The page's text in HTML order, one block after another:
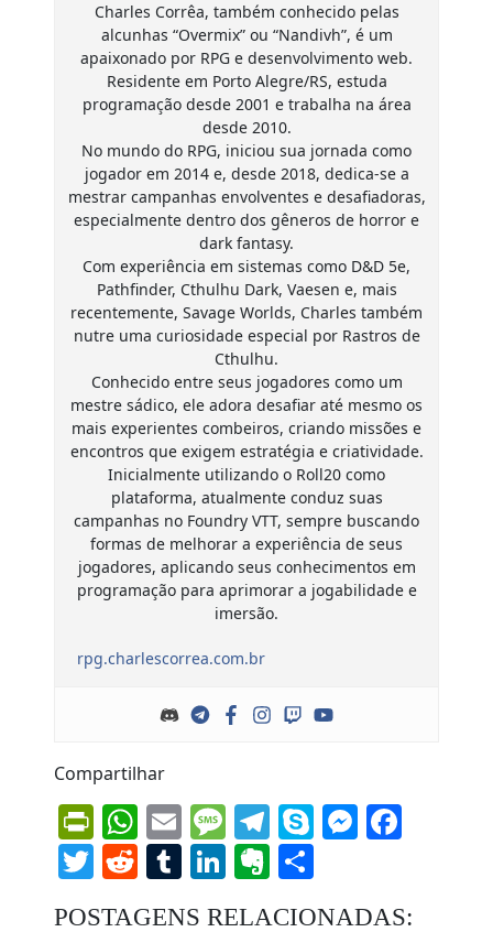
Charles Corrêa, também conhecido pelas
alcunhas “Overmix” ou “Nandivh”, é um
apaixonado por RPG e desenvolvimento web.
Residente em Porto Alegre/RS, estuda
programação desde 2001 e trabalha na área
desde 2010.
No mundo do RPG, iniciou sua jornada como
jogador em 2014 e, desde 2018, dedica-se a
mestrar campanhas envolventes e desafiadoras,
especialmente dentro dos gêneros de horror e
dark fantasy.
Com experiência em sistemas como D&D 5e,
Pathfinder, Cthulhu Dark, Vaesen e, mais
recentemente, Savage Worlds, Charles também
nutre uma curiosidade especial por Rastros de
Cthulhu.
Conhecido entre seus jogadores como um
mestre sádico, ele adora desafiar até mesmo os
mais experientes combeiros, criando missões e
encontros que exigem estratégia e criatividade.
Inicialmente utilizando o Roll20 como
plataforma, atualmente conduz suas
campanhas no Foundry VTT, sempre buscando
formas de melhorar a experiência de seus
jogadores, aplicando seus conhecimentos em
programação para aprimorar a jogabilidade e
imersão.
rpg.charlescorrea.com.br
Compartilhar
PrintFriendly
WhatsApp
EmailMessage
Telegram
Skype
Twitter
Reddit
Tumblr
LinkedIn
Evernote
POSTAGENS RELACIONADAS: